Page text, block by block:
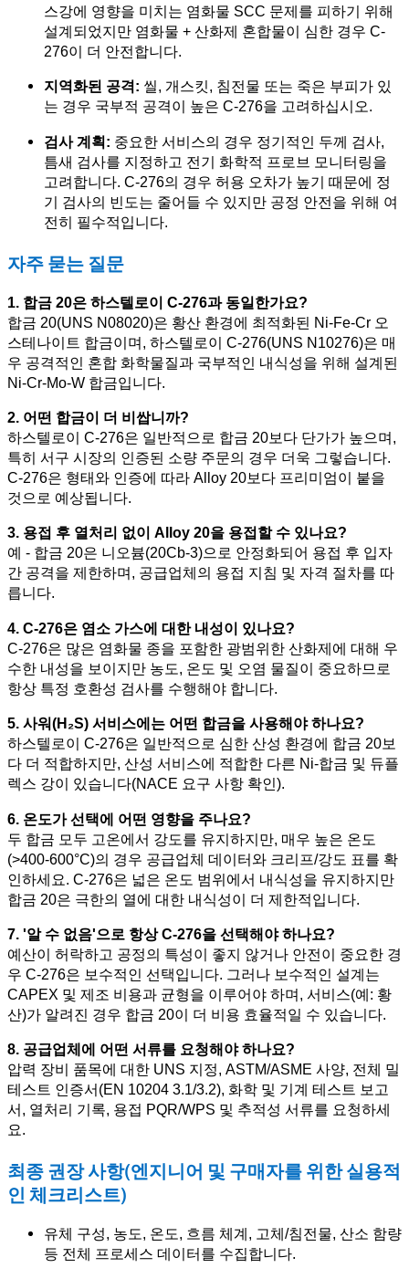
스강에 영향을 미치는 염화물 SCC 문제를 피하기 위해
설계되었지만 염화물 + 산화제 혼합물이 심한 경우 C-
276이 더 안전합니다.
지역화된 공격: 씰, 개스킷, 침전물 또는 죽은 부피가 있
는 경우 국부적 공격이 높은 C-276을 고려하십시오.
검사 계획: 중요한 서비스의 경우 정기적인 두께 검사,
틈새 검사를 지정하고 전기 화학적 프로브 모니터링을
고려합니다. C-276의 경우 허용 오차가 높기 때문에 정
기 검사의 빈도는 줄어들 수 있지만 공정 안전을 위해 여
전히 필수적입니다.
자주 묻는 질문
1. 합금 20은 하스텔로이 C-276과 동일한가요?
합금 20(UNS N08020)은 황산 환경에 최적화된 Ni-Fe-Cr 오
스테나이트 합금이며, 하스텔로이 C-276(UNS N10276)은 매
우 공격적인 혼합 화학물질과 국부적인 내식성을 위해 설계된
Ni-Cr-Mo-W 합금입니다.
2. 어떤 합금이 더 비쌉니까?
하스텔로이 C-276은 일반적으로 합금 20보다 단가가 높으며,
특히 서구 시장의 인증된 소량 주문의 경우 더욱 그렇습니다.
C-276은 형태와 인증에 따라 Alloy 20보다 프리미엄이 붙을
것으로 예상됩니다.
3. 용접 후 열처리 없이 Alloy 20을 용접할 수 있나요?
예 - 합금 20은 니오븀(20Cb-3)으로 안정화되어 용접 후 입자
간 공격을 제한하며, 공급업체의 용접 지침 및 자격 절차를 따
릅니다.
4. C-276은 염소 가스에 대한 내성이 있나요?
C-276은 많은 염화물 종을 포함한 광범위한 산화제에 대해 우
수한 내성을 보이지만 농도, 온도 및 오염 물질이 중요하므로
항상 특정 호환성 검사를 수행해야 합니다.
5. 사워(H₂S) 서비스에는 어떤 합금을 사용해야 하나요?
하스텔로이 C-276은 일반적으로 심한 산성 환경에 합금 20보
다 더 적합하지만, 산성 서비스에 적합한 다른 Ni-합금 및 듀플
렉스 강이 있습니다(NACE 요구 사항 확인).
6. 온도가 선택에 어떤 영향을 주나요?
두 합금 모두 고온에서 강도를 유지하지만, 매우 높은 온도
(>400-600°C)의 경우 공급업체 데이터와 크리프/강도 표를 확
인하세요. C-276은 넓은 온도 범위에서 내식성을 유지하지만
합금 20은 극한의 열에 대한 내식성이 더 제한적입니다.
7. '알 수 없음'으로 항상 C-276을 선택해야 하나요?
예산이 허락하고 공정의 특성이 좋지 않거나 안전이 중요한 경
우 C-276은 보수적인 선택입니다. 그러나 보수적인 설계는
CAPEX 및 제조 비용과 균형을 이루어야 하며, 서비스(예: 황
산)가 알려진 경우 합금 20이 더 비용 효율적일 수 있습니다.
8. 공급업체에 어떤 서류를 요청해야 하나요?
압력 장비 품목에 대한 UNS 지정, ASTM/ASME 사양, 전체 밀
테스트 인증서(EN 10204 3.1/3.2), 화학 및 기계 테스트 보고
서, 열처리 기록, 용접 PQR/WPS 및 추적성 서류를 요청하세
요.
최종 권장 사항(엔지니어 및 구매자를 위한 실용적
인 체크리스트)
유체 구성, 농도, 온도, 흐름 체계, 고체/침전물, 산소 함량
등 전체 프로세스 데이터를 수집합니다.